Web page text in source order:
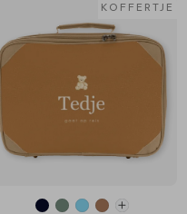
KOFFERTJE